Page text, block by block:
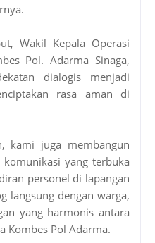
Wakil Kepala Operasi
Pol. Adarma Sinaga,
dialogis menjadi
rasa aman di
kami juga membangun
yang terbuka
personel di lapangan
langsung dengan warga,
yang harmonis antara
Kombes Pol Adarma.